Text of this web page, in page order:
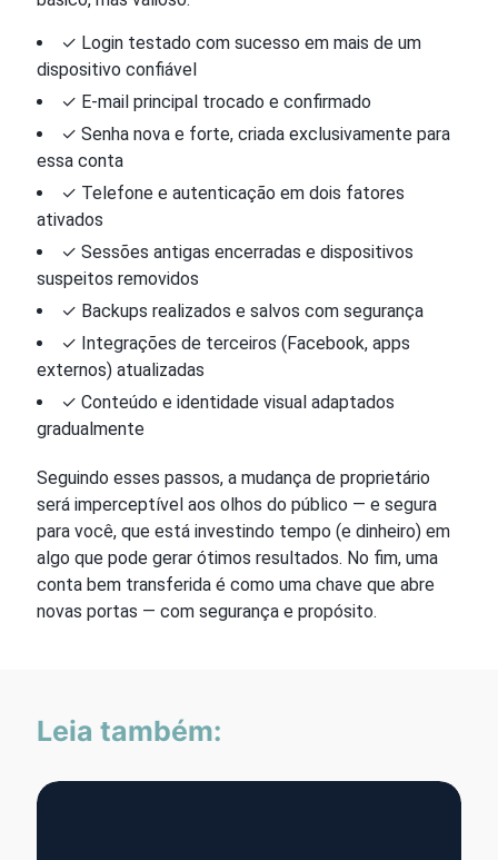
✓ Login testado com sucesso em mais de um
dispositivo confiável
✓ E-mail principal trocado e confirmado
✓ Senha nova e forte, criada exclusivamente para
essa conta
✓ Telefone e autenticação em dois fatores
ativados
✓ Sessões antigas encerradas e dispositivos
suspeitos removidos
✓ Backups realizados e salvos com segurança
✓ Integrações de terceiros (Facebook, apps
externos) atualizadas
✓ Conteúdo e identidade visual adaptados
gradualmente
Seguindo esses passos, a mudança de proprietário
será imperceptível aos olhos do público — e segura
para você, que está investindo tempo (e dinheiro) em
algo que pode gerar ótimos resultados. No fim, uma
conta bem transferida é como uma chave que abre
novas portas — com segurança e propósito.
Leia também: